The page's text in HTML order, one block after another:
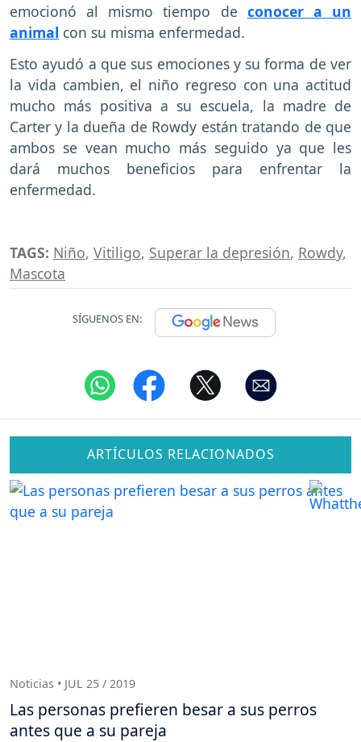
emocionó al mismo tiempo de conocer a un
animal con su misma enfermedad.
Esto ayudó a que sus emociones y su forma de ver
la vida cambien, el niño regreso con una actitud
mucho más positiva a su escuela, la madre de
Carter y la dueña de Rowdy están tratando de que
ambos se vean mucho más seguido ya que les
dará muchos beneficios para enfrentar la
enfermedad.
TAGS: Niño, Vitiligo, Superar la depresión, Rowdy,
Mascota
SÍGUENOS EN:
ARTÍCULOS RELACIONADOS
Noticias • JUL 25 / 2019
Las personas prefieren besar a sus perros
antes que a su pareja